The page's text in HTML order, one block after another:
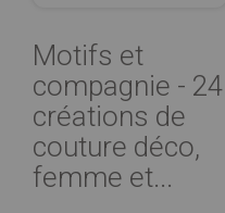
Motifs et
compagnie - 24
créations de
couture déco,
femme et...